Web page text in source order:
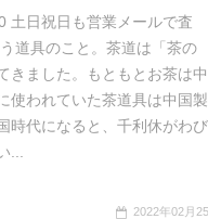
土日祝日も営業メールで査
道具のこと。茶道は「茶の
きました。もともとお茶は中
使われていた茶道具は中国製
時代になると、千利休がわび
...
2022年02月